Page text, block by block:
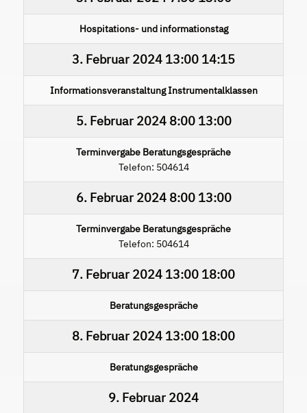
Hospitations- und informationstag
3. Februar 2024 13:00 14:15
Informationsveranstaltung Instrumentalklassen
5. Februar 20248:00 13:00
Terminvergabe Beratungsgespräche
Telefon: 504614
6. Februar 20248:00 13:00
Terminvergabe Beratungsgespräche
Telefon: 504614
7. Februar 2024 13:00 18:00
Beratungsgespräche
8. Februar 2024 13:00 18:00
Beratungsgespräche
9. Februar 2024